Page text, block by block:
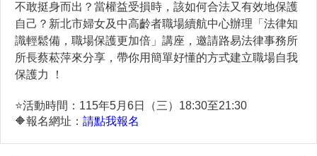
不敢挺身而出？當權益受損時，該如何合法又有效地保護
自己？新北市婦女及中高齡者職場續航中心辦理「法律知
識輕鬆備，職場保護更加倍」講座，邀請路易法律事務所
所長蔡菘萍來分享，帶你用簡單好懂的方式建立職場自我
保護力 ！
⭐️活動時間：115年5月6日（三）18:30至21:30
🔶報名網址： 請點我報名